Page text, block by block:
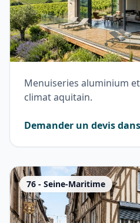
Menuiseries aluminium
climat aquitain.
Demander un devis
76 - Seine-Maritime